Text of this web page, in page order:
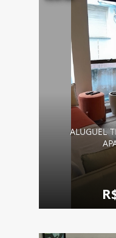
ALUGUEL